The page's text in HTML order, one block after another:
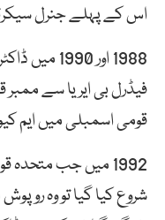
اس کے پہلے جنرل
1988 اور
فیڈرل بی ایریا سے
قومی اسمبلی میں ایم
1992 میں جب
شروع کیا گیا تو وہ